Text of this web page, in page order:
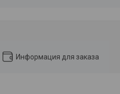
Информация для заказа